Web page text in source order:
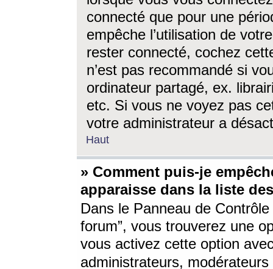
connecté que pour une
empêche l’utilisation de
rester connecté, cochez
n’est pas recommandé si
ordinateur partagé, ex.
etc. Si vous ne voyez pas
votre administrateur a
Haut
» Comment puis-je
apparaisse dans la liste
Dans le Panneau de
forum”, vous trouverez une
vous activez cette option
administrateurs,